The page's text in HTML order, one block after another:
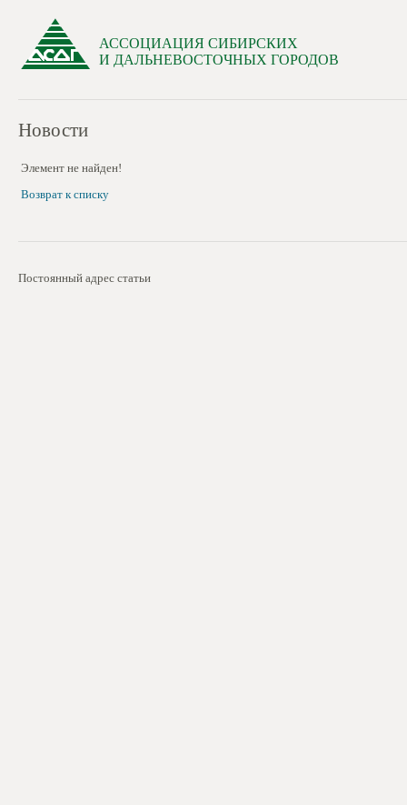
АССОЦИАЦИЯ СИБИРСКИХ
И ДАЛЬНЕВОСТОЧНЫХ ГОРОДОВ
Новости
Элемент не найден!
Возврат к списку
Постоянный адрес статьи